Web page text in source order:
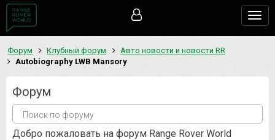
Форум Клубный форум
Авто новости и новости RR
Autobiography LWB Mansory
Форум
Добро пожаловать на форум Range Rover World